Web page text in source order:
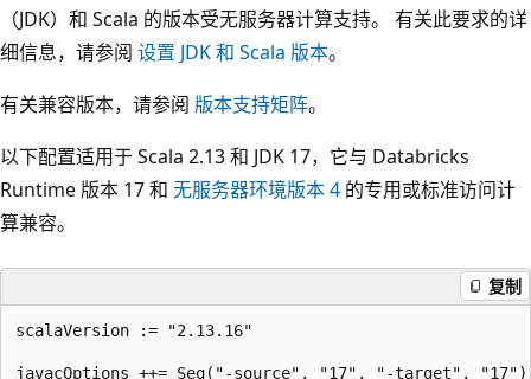
（JDK）和 Scala 的版本受无服务器计算支持。 有关此要求的详
细信息，请参阅 设置 JDK 和 Scala 版本。
有关兼容版本，请参阅 版本支持矩阵。
以下配置适用于 Scala 2.13 和 JDK 17，它与 Databricks
Runtime 版本 17 和 无服务器环境版本 4 的专用或标准访问计
算兼容。
复制
scalaVersion := "2.13.16"
javacOptions ++= Seq("-source", "17", "-target", "17")